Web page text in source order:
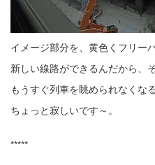
イメージ部分を、黄色くフリー
新しい線路ができるんだから、
もうすぐ列車を眺められなくな
ちょっと寂しいです～。
*****